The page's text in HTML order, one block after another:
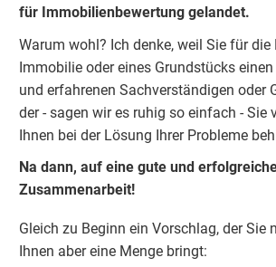
für Immobilienbewertung gelandet.
Warum wohl? Ich denke, weil Sie für die
Immobilie oder eines Grundstücks
und erfahrenen Sachverständigen oder
der - sagen wir es ruhig so einfach - Sie
Ihnen bei der Lösung Ihrer Probleme
Na dann, auf eine gute und
Zusammenarbeit!
Gleich zu Beginn ein Vorschlag, der Sie
Ihnen aber eine Menge bringt: